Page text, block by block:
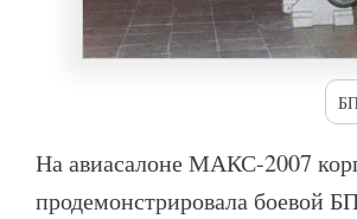
На авиасалоне МАКС-2007
продемонстрировала боевой